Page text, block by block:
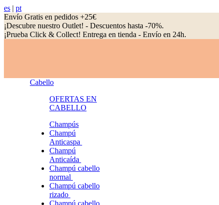
es | pt
Envío Gratis en pedidos +25€
¡Descubre nuestro Outlet! - Descuentos hasta -70%.
¡Prueba Click & Collect! Entrega en tienda - Envío en 24h.
Cabello
OFERTAS EN
CABELLO
Champús
Champú
Anticaspa
Champú
Anticaída
Champú cabello
normal
Champú cabello
rizado
Champú cabello